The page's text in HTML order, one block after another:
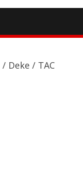
/ Deke / TAC